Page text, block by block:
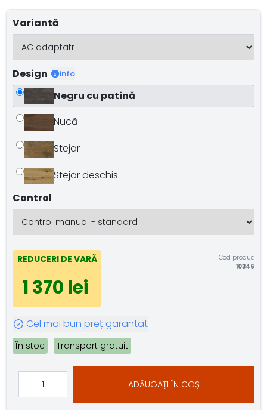
Variantă
Design info
Negru cu patină
Nucă
Stejar
Stejar deschis
Control
REDUCERI DE VARĂ
1 370 lei
Cod produs:
10346
Cel mai bun preț garantat
În stoc Transport gratuit
ADĂUGAȚI ÎN COȘ